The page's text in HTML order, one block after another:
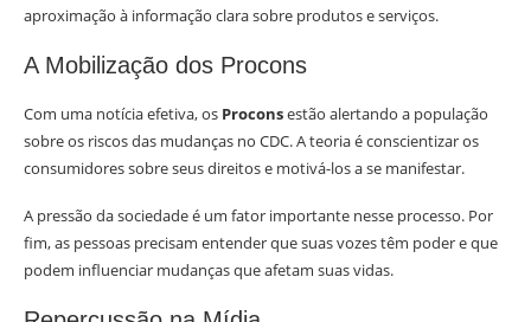
aproximação à informação clara sobre produtos e serviços.
A Mobilização dos Procons
Com uma notícia efetiva, os Proconsestão alertando a população
sobre os riscos das mudanças no CDC. A teoria é conscientizar os
consumidores sobre seus direitos e motivá-los a se manifestar.
A pressão da sociedade é um fator importante nesse processo. Por
fim, as pessoas precisam entender que suas vozes têm poder e que
podem influenciar mudanças que afetam suas vidas.